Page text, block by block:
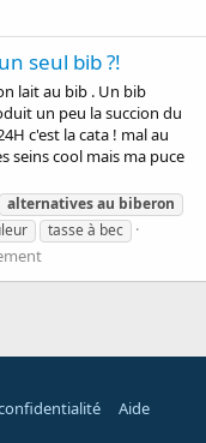
seul bib ?!
lait au bib . Un bib
un peu la succion du
c'est la cata ! mal au
seins cool mais ma puce
alternativesau biberon
tasse à bec
Aide